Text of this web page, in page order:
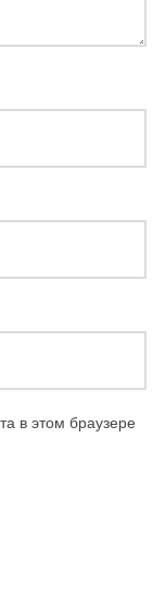
в этом браузере